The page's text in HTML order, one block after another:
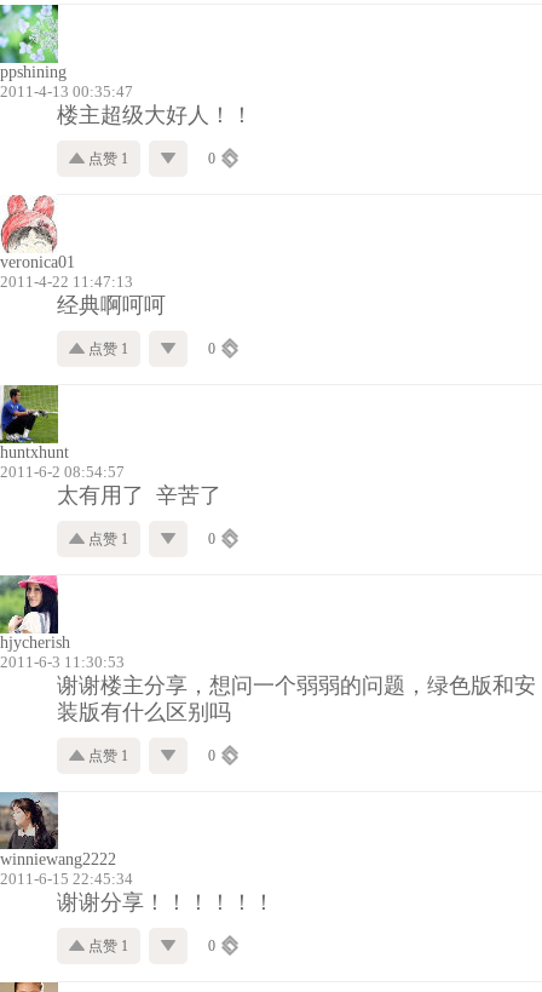
ppshining
2011-4-13 00:35:47
楼主超级大好人！！
点赞 1 0
veronica01
2011-4-22 11:47:13
经典啊呵呵
点赞 1 0
huntxhunt
2011-6-2 08:54:57
太有用了 辛苦了
点赞 1 0
hjycherish
2011-6-3 11:30:53
谢谢楼主分享，想问一个弱弱的问题，绿色版和安
装版有什么区别吗
点赞 1 0
winniewang2222
2011-6-15 22:45:34
谢谢分享！！！！！！
点赞 1 0